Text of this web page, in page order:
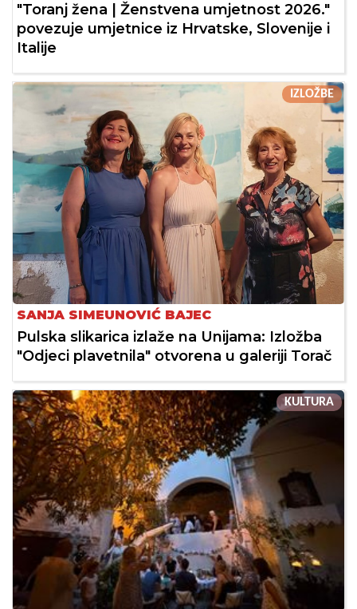
"Toranj žena | Ženstvena umjetnost 2026."
povezuje umjetnice iz Hrvatske, Slovenije i
Italije
IZLOŽBE
SANJA SIMEUNOVIĆ BAJEC
Pulska slikarica izlaže na Unijama: Izložba
"Odjeci plavetnila" otvorena u galeriji Torač
KULTURA